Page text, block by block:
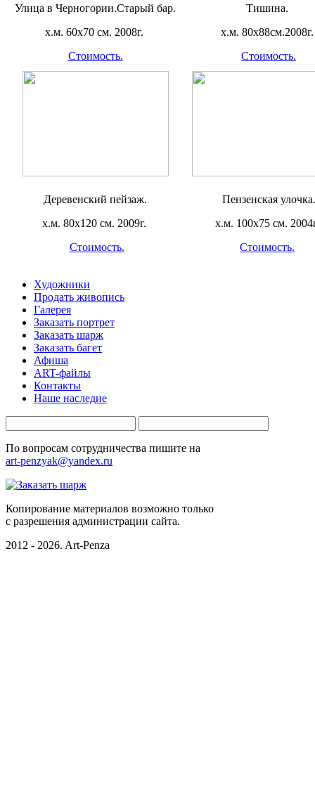
Улица в Черногории.Старый бар.
х.м. 60х70 см. 2008г.
Стоимость.
Тишина.
х.м. 80х88см.2008г.
Стоимость.
Деревенский пейзаж.
х.м. 80х120 см. 2009г.
Стоимость.
Пензенская улочка.
х.м. 100х75 см.
Стоимость.
Художники
Продать живопись
Галерея
Заказать портрет
Заказать шарж
Заказать багет
Афиша
ART-файлы
Контакты
Наше наследие
По вопросам сотрудничества пишите на
art-penzyak@yandex.ru
Копирование материалов возможно только
c разрешения администрации сайта.
2012 - 2026. Art-Penza